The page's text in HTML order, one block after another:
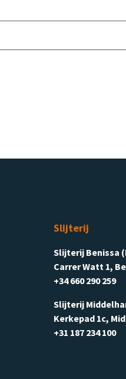
Slijterij
Slijterij Benissa
Carrer Watt 1,
+34 660 290 259
Slijterij
Kerkepad 1c,
+31 187 234 100